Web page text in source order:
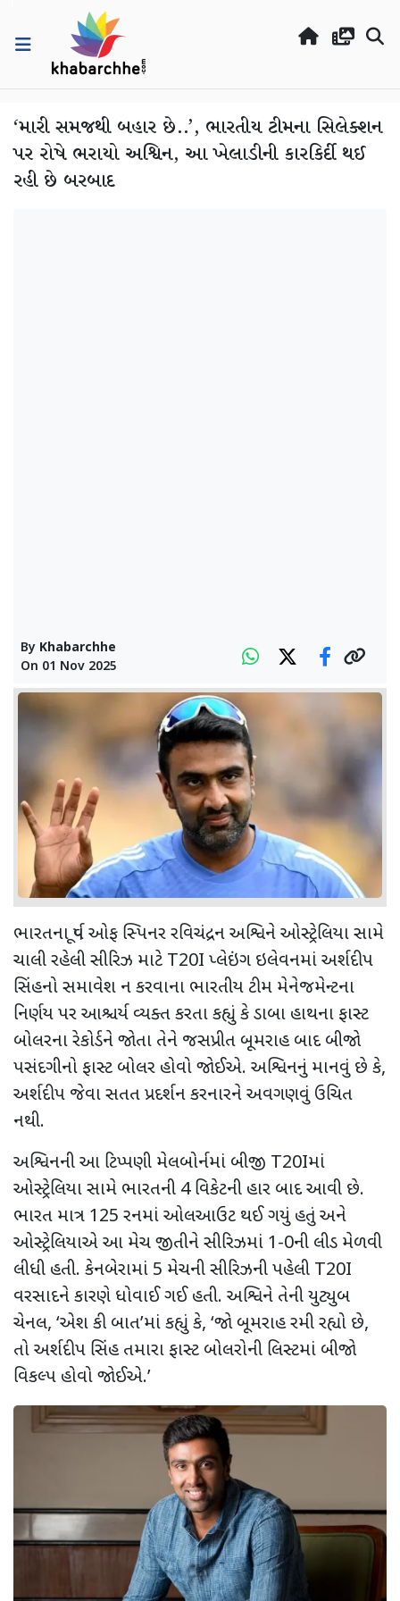
‘મારી સમજથી બહાર છે..’, ભારતીય ટીમના સિલેક્શન
પર રોષે ભરાયો અશ્વિન, આ ખેલાડીની કારકિર્દી થઈ
રહી છે બરબાદ
By Khabarchhe
On 01 Nov 2025
ભારતના પૂર્વ ઓફ સ્પિનર ​​રવિચંદ્રન અશ્વિને ઓસ્ટ્રેલિયા સામે
ચાલી રહેલી સીરિઝ માટે T20I પ્લેઇંગ ઇલેવનમાં અર્શદીપ
સિંહનો સમાવેશ ન કરવાના ભારતીય ટીમ મેનેજમેન્ટના
નિર્ણય પર આશ્ચર્ય વ્યક્ત કરતા કહ્યું કે ડાબા હાથના ફાસ્ટ
બોલરના રેકોર્ડને જોતા તેને જસપ્રીત બૂમરાહ બાદ બીજો
પસંદગીનો ફાસ્ટ બોલર હોવો જોઈએ. અશ્વિનનું માનવું છે કે,
અર્શદીપ જેવા સતત પ્રદર્શન કરનારને અવગણવું ઉચિત
નથી.
અશ્વિનની આ ટિપ્પણી મેલબોર્નમાં બીજી T20Iમાં
ઓસ્ટ્રેલિયા સામે ભારતની 4 વિકેટની હાર બાદ આવી છે.
ભારત માત્ર 125 રનમાં ઓલઆઉટ થઈ ગયું હતુંઅને
ઓસ્ટ્રેલિયાએ આ મેચ જીતીને સીરિઝમાં 1-0ની લીડ મેળવી
લીધી હતી. કેનબેરામાં 5 મેચની સીરિઝની પહેલી T20I
વરસાદને કારણે ધોવાઈ ગઈ હતી. અશ્વિને તેની યુટ્યુબ
ચેનલ, ‘એશ કી બાત’માં કહ્યું કે, ‘જો બૂમરાહ રમી રહ્યો છે,
તો અર્શદીપ સિંહ તમારા ફાસ્ટ બોલરોની લિસ્ટમાં બીજો
વિકલ્પ હોવો જોઈએ.’